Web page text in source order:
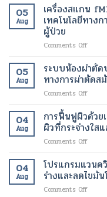
เทคโน
สมัย
ใหม่
ขา
สุขภาพ
ดี
ขึ้น
อินฟรา
เพื่อ
ช่วย
ไข
เฉพาะ
จุด
และ
การ
เผา
เทคโน
สมัย
ใหม่
05
Aug
เครื่องสแกน
เทคโนโลยีทาง
ผู้ป่วย
Comments Offon
สแกน
fMRI
เพื่อ
ช่วย
ผู้
ป่วย
เทคโน
ทางกา
แพทย์
05
Aug
ระบบห้องผ่าตัด
ทางการผ่าตัดส
Comments Offon
ห้อง
ผ่าตัด
บน
คลา
เทคโน
การ
04
Aug
การฟื้นฟูผิวด้วย
ผิวที่กระจ่างใส
Comments Offon
ฟื้นฟู
ผิว
ด้วย
เลเซอร์
04
Aug
โปรแกรมแวนค
ร่างและลดไขมั
Comments Offon